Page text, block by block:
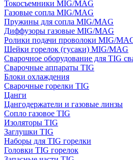
Токосъемники MIG/MAG
Газовые сопла MIG/MAG
Пружины для сопла MIG/MAG
Диффузоры газовые MIG/MAG
Ролики подачи проволоки MIG/
Шейки горелок (гусаки) MIG/MAG
Сварочное оборудование для TIG
Сварочные аппараты TIG
Блоки охлаждения
Сварочные горелки TIG
Цанги
Цангодержатели и газовые линзы
Сопло газовое TIG
Изоляторы TIG
Заглушки TIG
Наборы для TIG горелки
Головки TIG горелок